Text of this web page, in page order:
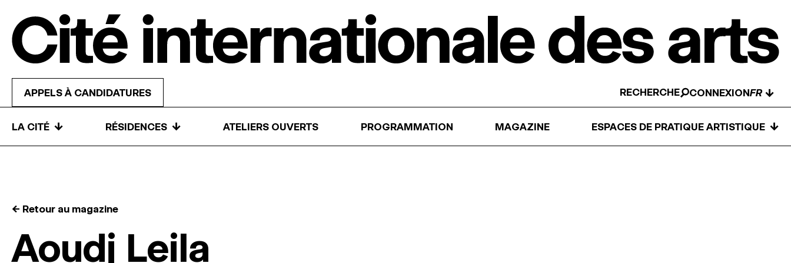
APPELS À CANDIDATURES RECHERCHE CONNEXION ↓
LA CITÉ ↓ RÉSIDENCES ↓ ATELIERS OUVERTS PROGRAMMATION MAGAZINE ESPACES DE PRATIQUE ARTISTIQUE ↓
← Retour au magazine
Aoudj Leila